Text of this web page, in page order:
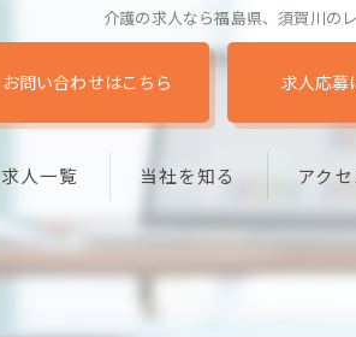
介護の求人なら福島県、須賀川の
お問い合わせはこちら 求人応募
求人一覧 当社を知る
未経験
アク